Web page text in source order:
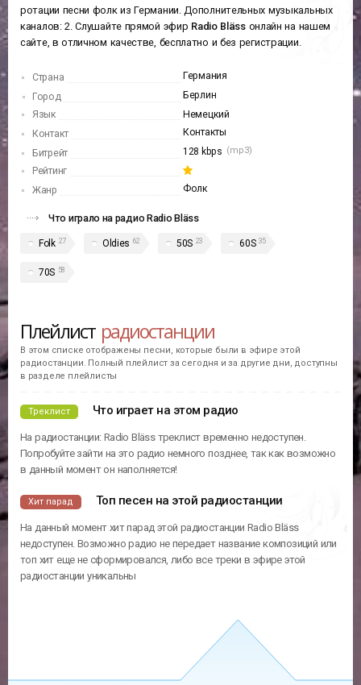
ротации песни фолк из Германии. Дополнительных музыкальных
каналов: 2. Слушайте прямой эфир Radio Bläss онлайн на нашем
сайте, в отличном качестве, бесплатно и без регистрации.
Страна
Германия
Город
Берлин
Язык
Немецкий
Контакт
Контакты
Битрейт
128 kbps (mp3)
Рейтинг
Жанр
Фолк
Что играло на радио Radio Bläss
Folk 27 Oldies 62 50S 23 60S 35
70S 58
Плейлист радиостанции
В этом списке отображены песни, которые были в эфире этой
радиостанции. Полный плейлист за сегодня и за другие дни, доступны
в разделе плейлисты
Треклист Что играет на этом радио
На радиостанции: Radio Bläss треклист временно недоступен.
Попробуйте зайти на это радио немного позднее, так как возможно
в данный момент он наполняется!
Хит парад Топ песен на этой радиостанции
На данный момент хит парад этой радиостанции Radio Bläss
недоступен. Возможно радио не передает название композиций или
топ хит еще не сформировался, либо все треки в эфире этой
радиостанции уникальны